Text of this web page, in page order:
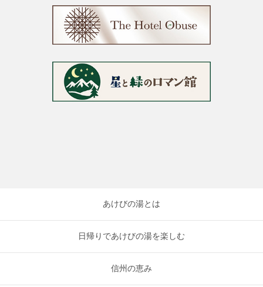
あけびの湯とは
日帰りであけびの湯を楽しむ
信州の恵み